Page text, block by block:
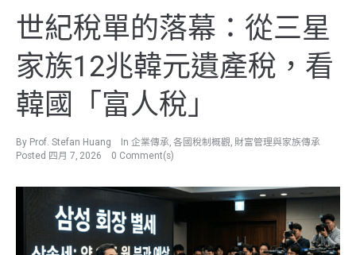
世紀稅單的落幕：從三星
家族12兆韓元遺產稅，看
韓國「富人稅」
By Prof. Stefan Huang In 企業傳承, 各國稅制概觀, 財富管理與家族傳承
Posted 四月 7, 2026 0 Comment(s)